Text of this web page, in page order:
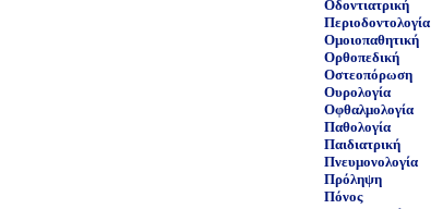
Οδοντιατρική
Περιοδοντολογία
Ομοιοπαθητική
Ορθοπεδική
Οστεοπόρωση
Ουρολογία
Οφθαλμολογία
Παθολογία
Παιδιατρική
Πνευμονολογία
Πρόληψη
Πόνος